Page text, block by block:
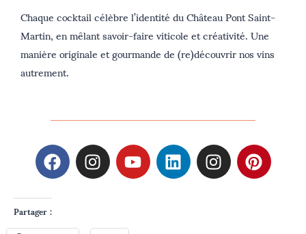
Chaque cocktail célèbre l’identité du Château Pont Saint-
Martin, en mêlant savoir-faire viticole et créativité. Une
manière originale et gourmande de (re)découvrir nos vins
autrement.
Partager :